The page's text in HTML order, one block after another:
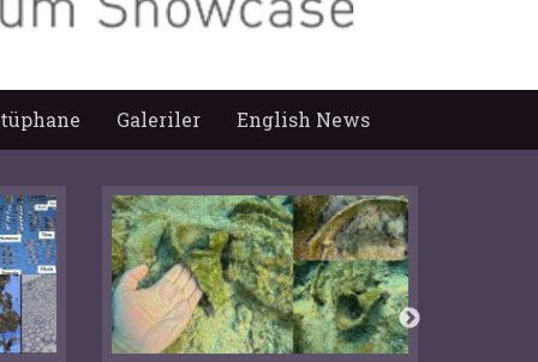
Galeriler English News